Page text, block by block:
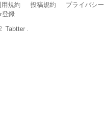
用規約 投稿規約
プライバシー
登録
Tabtter .